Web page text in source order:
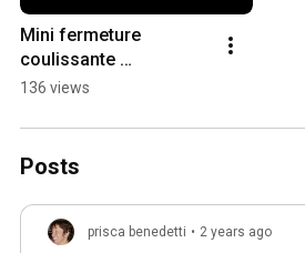
Mini fermeture
coulissante
#tutoalbum
#minialbumscrap
136 views
Posts
prisca benedetti • 2 years ago